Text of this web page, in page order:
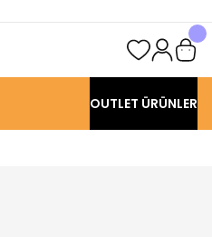
OUTLET ÜRÜNLER